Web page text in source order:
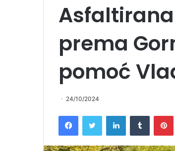
prema
pomoć
24/10/2024
FacebookTwitter LinkedInTumblr